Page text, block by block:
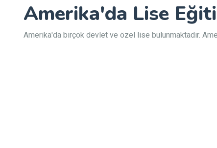
Amerika'da Lise
Amerika'da birçok devlet ve özel lise bulunmaktadır.